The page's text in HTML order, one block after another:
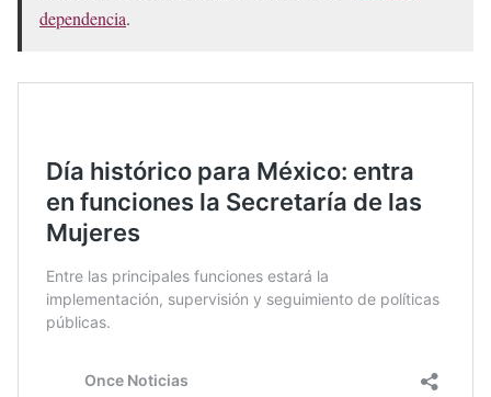
dependencia.